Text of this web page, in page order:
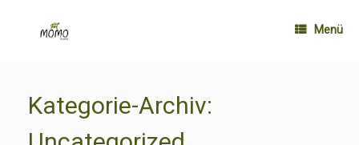
Menü
Kategorie-Archiv: